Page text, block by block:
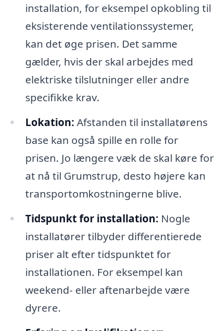
installation, for eksempel opkobling til
eksisterende ventilationssystemer,
kan det øge prisen. Det samme
gælder, hvis der skal arbejdes med
elektriske tilslutninger eller andre
specifikke krav.
Lokation: Afstanden til installatørens
base kan også spille en rolle for
prisen. Jo længere væk de skal køre for
at nå til Grumstrup, desto højere kan
transportomkostningerne blive.
Tidspunkt for installation: Nogle
installatører tilbyder differentierede
priser alt efter tidspunktet for
installationen. For eksempel kan
weekend- eller aftenarbejde være
dyrere.